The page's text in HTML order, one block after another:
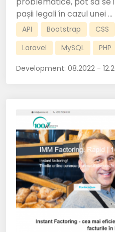
pașii legali în cazul unei ...
API Bootstrap CSS
Laravel
MySQL PHP
Development: 08.2022 -